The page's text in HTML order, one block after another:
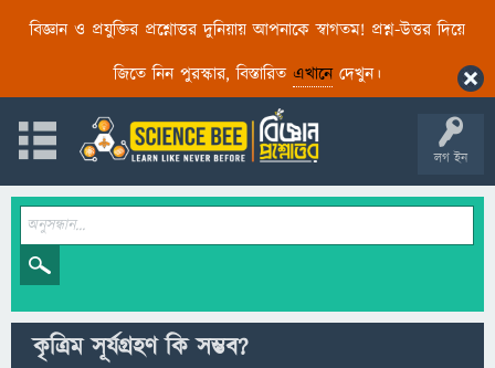
বিজ্ঞান ও প্রযুক্তির প্রশ্নোত্তর দুনিয়ায় আপনাকে স্বাগতম! প্রশ্ন-উত্তর দিয়ে
জিতে নিন পুরস্কার, বিস্তারিত এখানেদেখুন।
লগ ইন
কৃত্রিম সূর্যগ্রহণ কি সম্ভব?